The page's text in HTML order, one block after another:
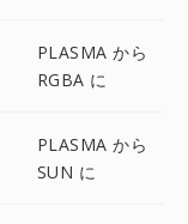
PLASMA から
RGBA に
PLASMA から
SUN に